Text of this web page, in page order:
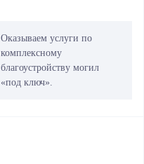
Оказываем услуги по
комплексному
благоустройству могил
«под ключ».